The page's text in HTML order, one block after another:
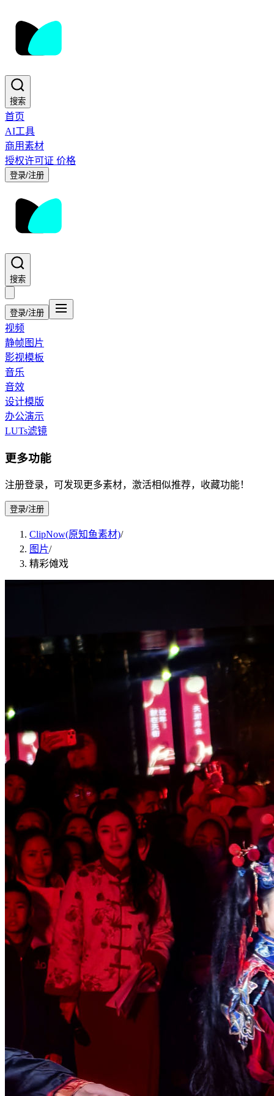
搜索
首页
AI工具
商用素材
授权许可证 价格
登录/注册
搜索
登录/注册
视频
静帧图片
影视模板
音乐
音效
设计模版
办公演示
LUTs滤镜
更多功能
注册登录，可发现更多素材，激活相似推荐，收藏功能！
登录/注册
ClipNow(原知鱼素材)/
图片/
精彩傩戏